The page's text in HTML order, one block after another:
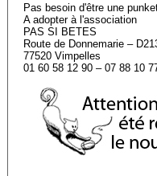
Pas besoin d'être une
A adopter à l'association
PAS SI BETES
Route de Donnemarie –
77520 Vimpelles
01 60 58 12 90 – 07 88 10